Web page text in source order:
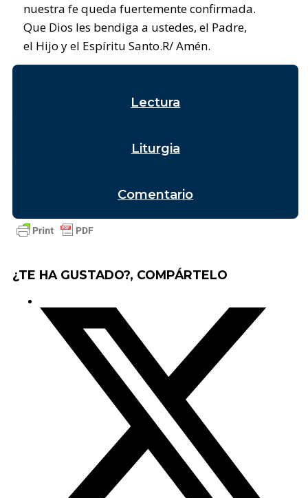
nuestra fe queda fuertemente confirmada.
Que Dios les bendiga a ustedes, el Padre,
el Hijo y el Espíritu Santo.R/ Amén.
Lectura
Liturgia
Comentario
¿TE HA GUSTADO?, COMPÁRTELO